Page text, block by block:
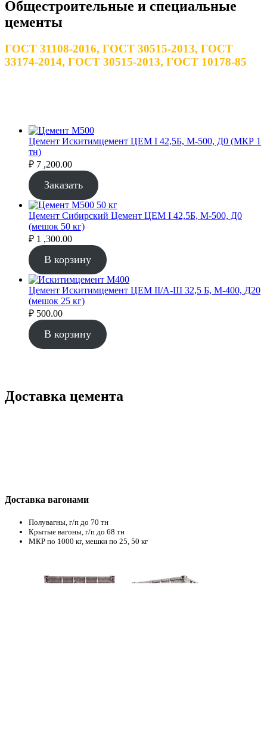
Общестроительные и специальные
цементы
ГОСТ 31108-2016, ГОСТ 30515-2013, ГОСТ
33174-2014, ГОСТ 30515-2013, ГОСТ 10178-85
Цемент Искитимцемент ЦЕМ I 42,5Б, М-500, Д0 (МКР 1
тн)
₽ 7 ,200.00
Заказать
Цемент Сибирский Цемент ЦЕМ I 42,5Б, М-500, Д0
(мешок 50 кг)
₽ 1 ,300.00
В корзину
Цемент Искитимцемент ЦЕМ II/А-Ш 32,5 Б, М-400, Д20
(мешок 25 кг)
₽ 500.00
В корзину
Доставка цемента
Доставка вагонами
Полувагны, г/п до 70 тн
Крытые вагоны, г/п до 68 тн
МКР по 1000 кг, мешки по 25, 50 кг